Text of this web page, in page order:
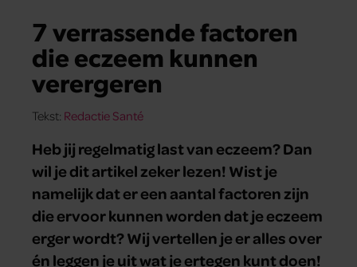
7 verrassende factoren
die eczeem kunnen
verergeren
Tekst: Redactie Santé
Heb jij regelmatig last van eczeem? Dan
wil je dit artikel zeker lezen! Wist je
namelijk dat er een aantal factoren zijn
die ervoor kunnen worden dat je eczeem
erger wordt? Wij vertellen je er alles over
én leggen je uit wat je ertegen kunt doen!